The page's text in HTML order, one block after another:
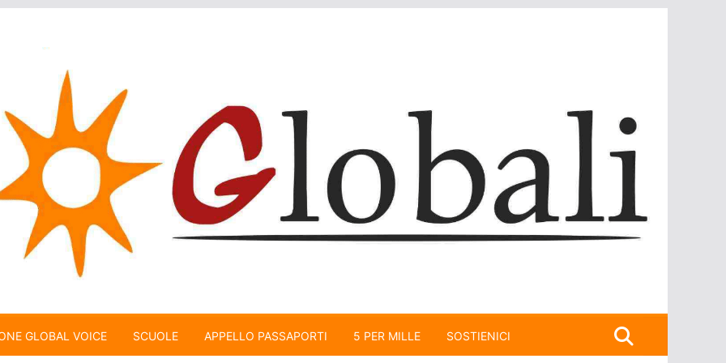
GLOBAL VOICE SCUOLE APPELLO PASSAPORTI 5 PER MILLE SOSTIENICI